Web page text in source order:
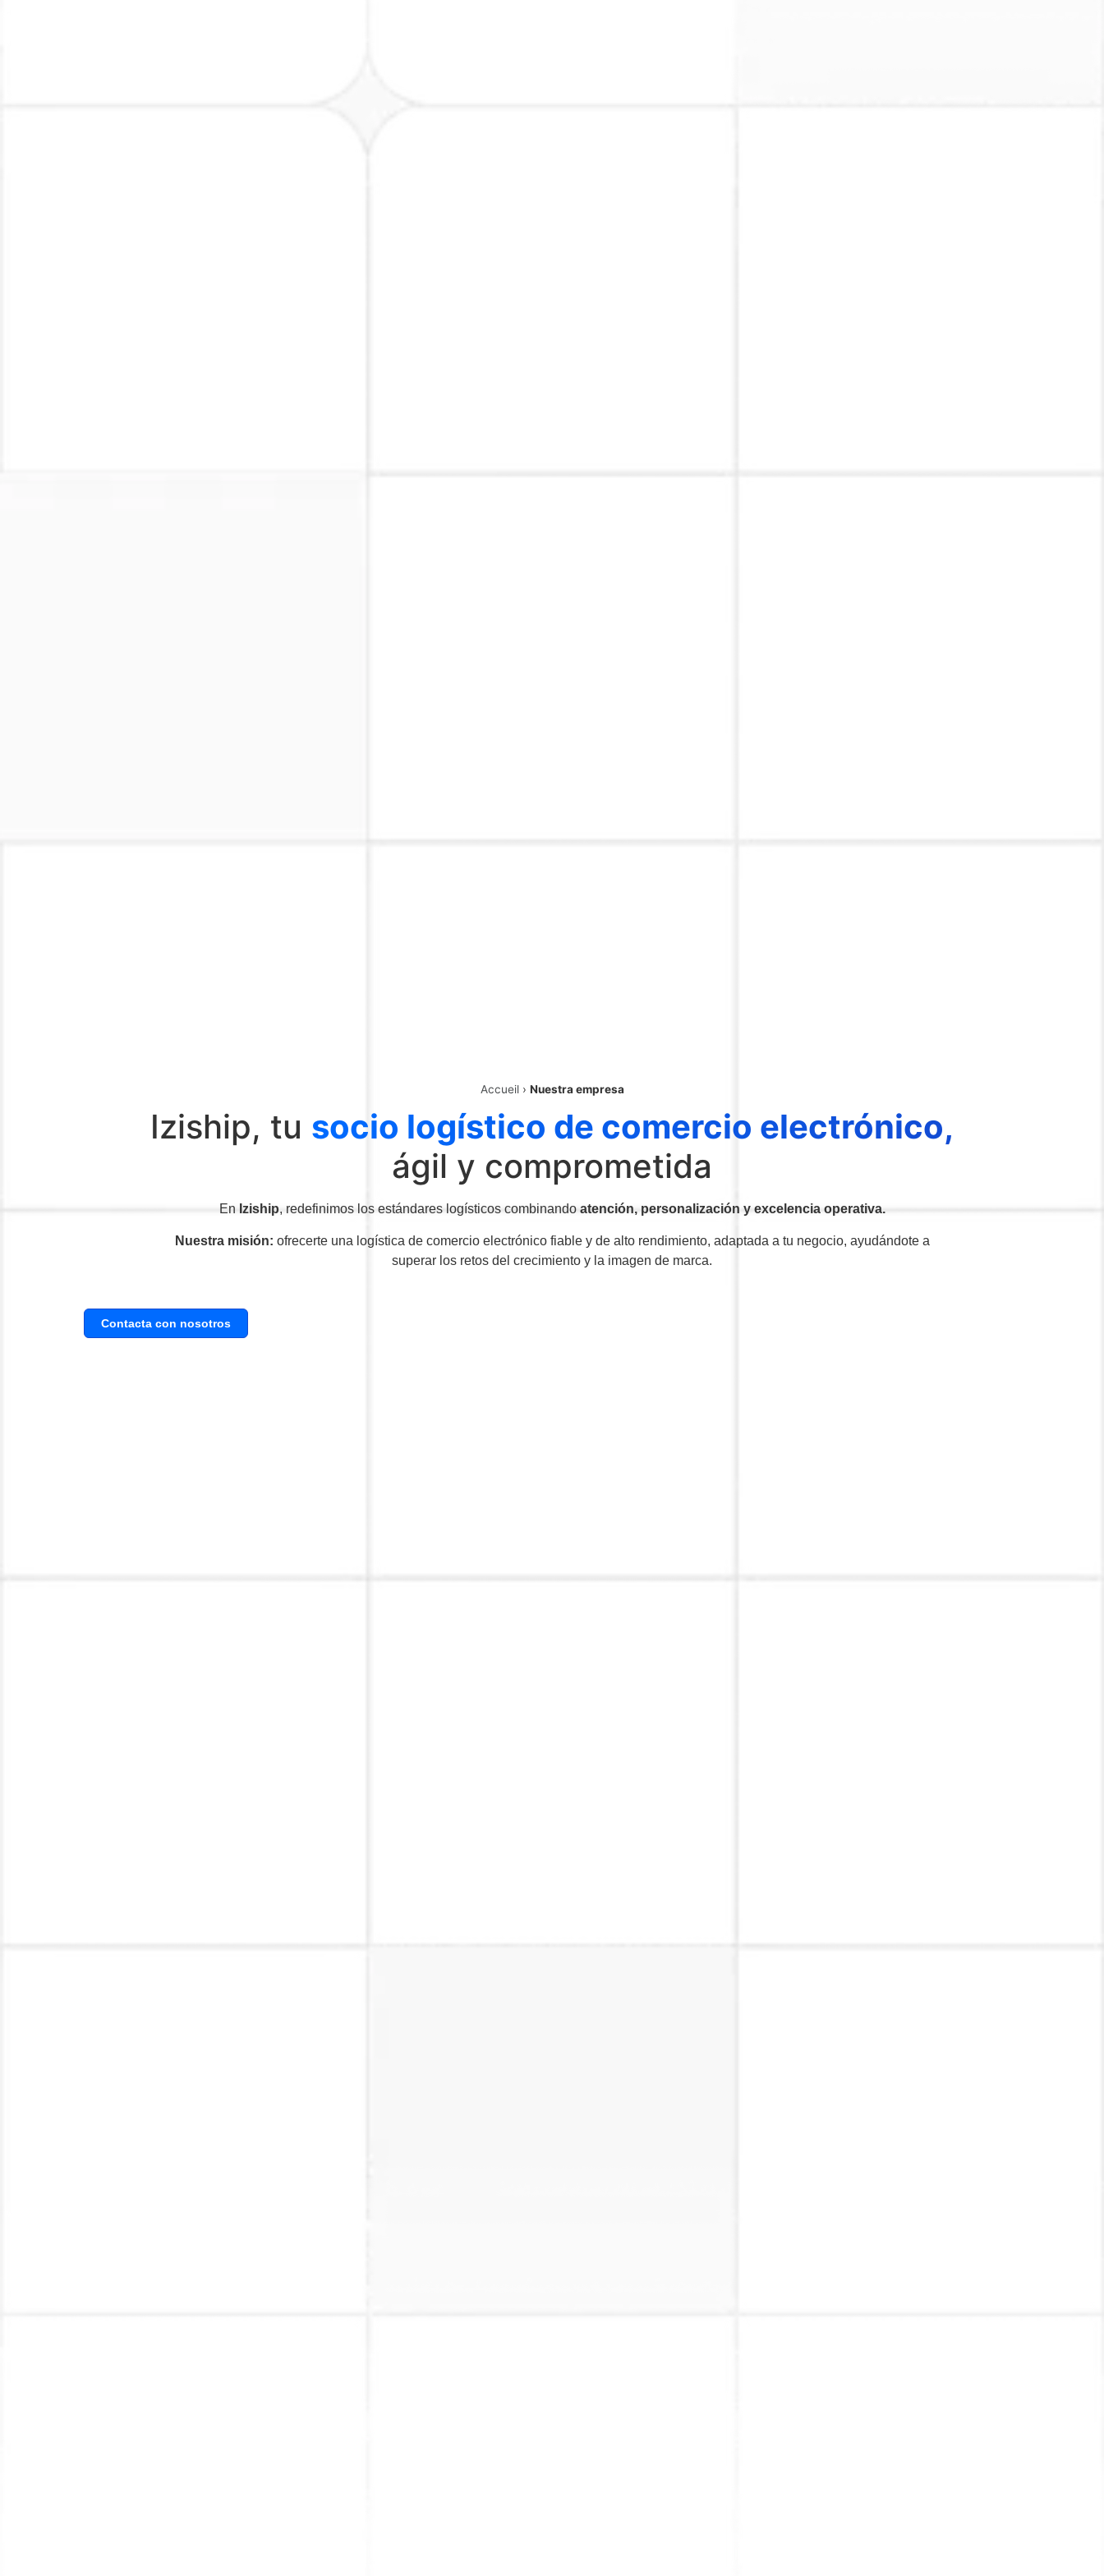
Accueil› Nuestra empresa
Iziship, tu socio logístico de comercio electrónico,
ágil y comprometida
En Iziship, redefinimos los estándares logísticos combinando atención, personalización y excelencia operativa.
Nuestra misión: ofrecerte una logística de comercio electrónico fiable y de alto rendimiento, adaptada a tu negocio, ayudándote a
superar los retos del crecimiento y la imagen de marca.
Contacta con nosotros